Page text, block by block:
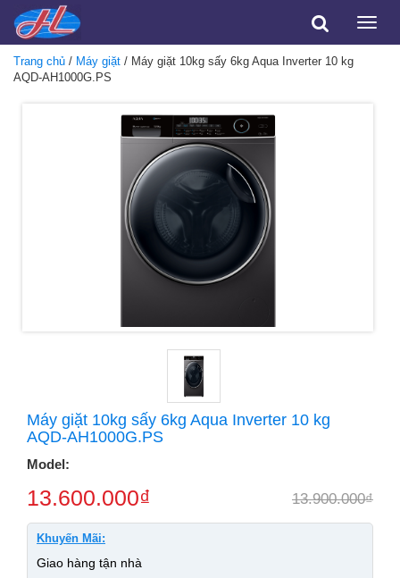
Toggle
Trang chủ / Máy giặt / Máy giặt 10kg sấy 6kg Aqua Inverter 10 kg
AQD-AH1000G.PS
Máy giặt 10kg sấy 6kg Aqua Inverter 10 kg
AQD-AH1000G.PS
Model:
13.600.000₫ 13.900.000₫
Khuyến Mãi:
Giao hàng tận nhà